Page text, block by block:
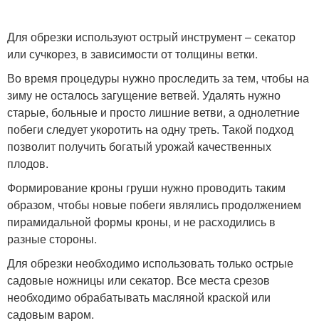
Для обрезки используют острый инструмент – секатор
или сучкорез, в зависимости от толщины ветки.
Во время процедуры нужно проследить за тем, чтобы на
зиму не осталось загущение ветвей. Удалять нужно
старые, больные и просто лишние ветви, а однолетние
побеги следует укоротить на одну треть. Такой подход
позволит получить богатый урожай качественных
плодов.
Формирование кроны груши нужно проводить таким
образом, чтобы новые побеги являлись продолжением
пирамидальной формы кроны, и не расходились в
разные стороны.
Для обрезки необходимо использовать только острые
садовые ножницы или секатор. Все места срезов
необходимо обрабатывать масляной краской или
садовым варом.